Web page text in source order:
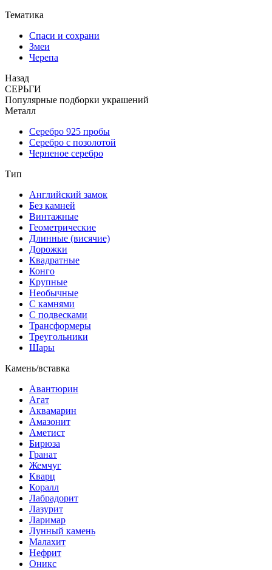
Тематика
Спаси и сохрани
Змеи
Черепа
Назад
СЕРЬГИ
Популярные подборки украшений
Металл
Серебро 925 пробы
Серебро с позолотой
Черненое серебро
Тип
Английский замок
Без камней
Винтажные
Геометрические
Длинные (висячие)
Дорожки
Квадратные
Конго
Крупные
Необычные
С камнями
С подвесками
Трансформеры
Треугольники
Шары
Камень/вставка
Авантюрин
Агат
Аквамарин
Амазонит
Аметист
Бирюза
Гранат
Жемчуг
Кварц
Коралл
Лабрадорит
Лазурит
Ларимар
Лунный камень
Малахит
Нефрит
Оникс